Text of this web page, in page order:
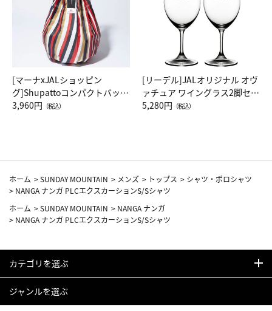
[マーナxJALショッピン
グ]Shupattoコンパクトバッグ
Drop JAL客室乗務員（LC）ス
3,960円 （税込）
[リーデル]JALオリジナル オヴ
ァチュア ワイングラス2脚セッ
ト（レッドワイン）
5,280円 （税込）
ホーム >SUNDAY MOUNTAIN > メンズ > トップス > シャツ・ポロシャツ
> NANGA ナンガ PLCエクスカーションS/Sシャツ
ホーム >SUNDAY MOUNTAIN > NANGA ナンガ
> NANGA ナンガ PLCエクスカーションS/Sシャツ
カテゴリを選ぶ
ジャンルを選ぶ